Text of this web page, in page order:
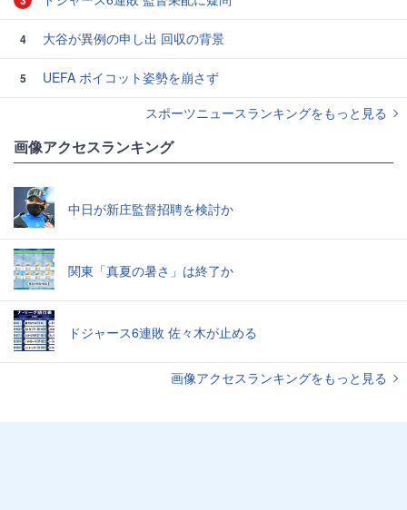
4 大谷が異例の申し出 回収の背景
5
UEFA ボイコット姿勢を崩さず
スポーツニュースランキングをもっと見る
画像アクセスランキング
中日が新庄監督招聘を検討か
関東「真夏の暑さ」は終了か
ドジャース6連敗 佐々木が止める
画像アクセスランキングをもっと見る